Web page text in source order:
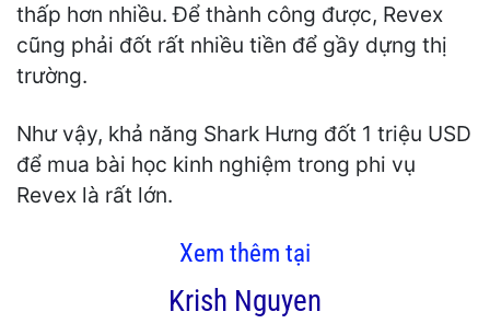
thấp hơn nhiều. Để thành công được, Revex
cũng phải đốt rất nhiều tiền để gầy dựng thị
trường.
Như vậy, khả năng Shark Hưng đốt 1 triệu USD
để mua bài học kinh nghiệm trong phi vụ
Revex là rất lớn.
Xem thêm tại
Krish Nguyen